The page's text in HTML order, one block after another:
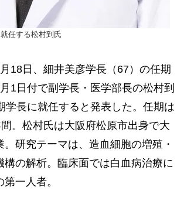
任する松村到氏
18日、細井美彦学長（67）の任期
1日付で副学長・医学部長の松村到
学長に就任すると発表した。任期は
。松村氏は大阪府松原市出身で大
。研究テーマは、造血細胞の増殖・
構の解析。臨床面では白血病治療に
一人者。